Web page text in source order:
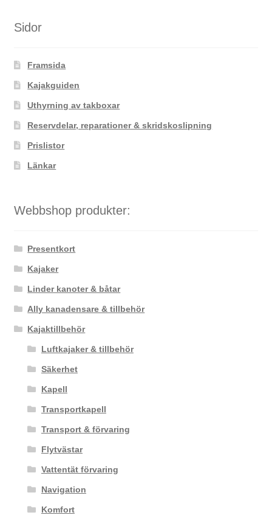
Sidor
Framsida
Kajakguiden
Uthyrning av takboxar
Reservdelar, reparationer & skridskoslipning
Prislistor
Länkar
Webbshop produkter:
Presentkort
Kajaker
Linder kanoter & båtar
Ally kanadensare & tillbehör
Kajaktillbehör
Luftkajaker & tillbehör
Säkerhet
Kapell
Transportkapell
Transport & förvaring
Flytvästar
Vattentät förvaring
Navigation
Komfort